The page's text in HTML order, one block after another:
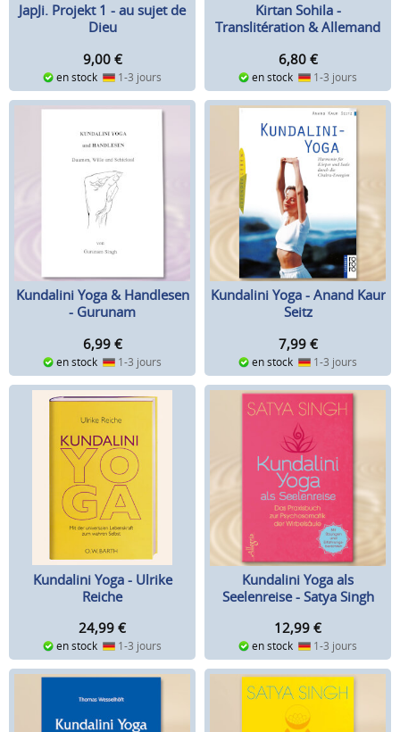
JapJi. Projekt 1 - au sujet de
Dieu
9,00 €
en stock 1-3 jours
Kirtan Sohila -
Translitération & Allemand
6,80 €
en stock 1-3 jours
Kundalini Yoga & Handlesen
- Gurunam
6,99 €
en stock 1-3 jours
Kundalini Yoga - Anand Kaur
Seitz
7,99 €
en stock 1-3 jours
Kundalini Yoga - Ulrike
Reiche
24,99 €
en stock 1-3 jours
Kundalini Yoga als
Seelenreise - Satya Singh
12,99 €
en stock 1-3 jours